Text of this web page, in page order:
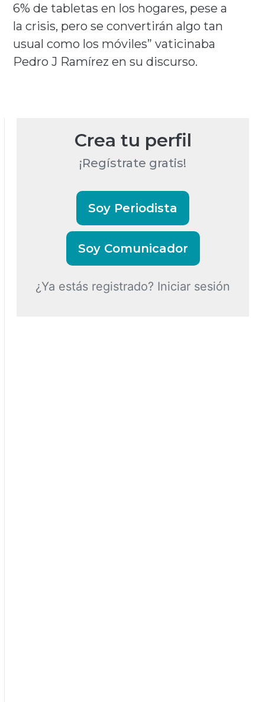
6% de tabletas en los hogares, pese a
la crisis, pero se convertirán algo tan
usual como los móviles” vaticinaba
Pedro J Ramírez en su discurso.
Crea tu perfil
¡Regístrate gratis!
Soy Periodista
Soy Comunicador
¿Ya estás registrado? Iniciar sesión